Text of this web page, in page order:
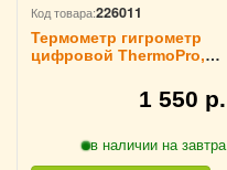
Код товара:226011
Термометр гигрометр
цифровой ThermoPro,
1 550 р.
в наличии на завтра